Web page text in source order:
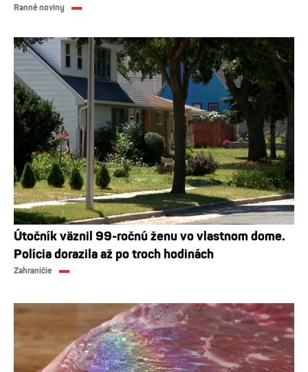
Ranné noviny
Útočník väznil 99-ročnú ženu vo vlastnom dome.
Polícia dorazila až po troch hodinách
Zahraničie